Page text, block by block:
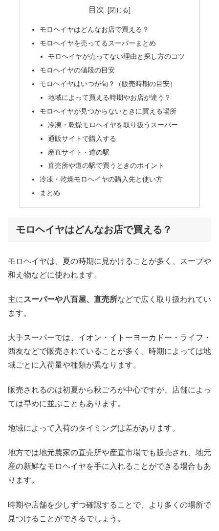
目次
モロヘイヤはどんなお店で買える？
モロヘイヤを売ってるスーパーまとめ
モロヘイヤが売ってない理由と探し方のコツ
モロヘイヤの値段の目安
モロヘイヤはいつが旬？（販売時期の目安）
地域によって買える時期やお店が違う？
モロヘイヤが見つからないときに買える場所
冷凍・乾燥モロヘイヤを取り扱うスーパー
通販サイトで購入する
産直サイト・道の駅
直売所や道の駅で買うときのポイント
冷凍・乾燥モロヘイヤの購入先と使い方
まとめ
モロヘイヤはどんなお店で買える？
モロヘイヤは、夏の時期に見かけることが多く、スープや
和え物などに使われます。
主に スーパーや八百屋、直売所などで広く取り扱われてい
ます。
大手スーパーでは、イオン・イトーヨーカドー・ライフ・
西友などで販売されていることが多く、時期によっては地
域ごとに入荷量や種類が異なります。
販売されるのは初夏から秋ごろが中心ですが、店舗によっ
ては早めに並ぶこともあります。
地域によって入荷のタイミングは差があります。
地方では地元農家の直売所や産直市場でも販売され、地元
産の新鮮なモロヘイヤを手に入れることができる場合もあ
ります。
時期や店舗を少しずつ確認することで、より多くの場所で
見つけることができるでしょう。